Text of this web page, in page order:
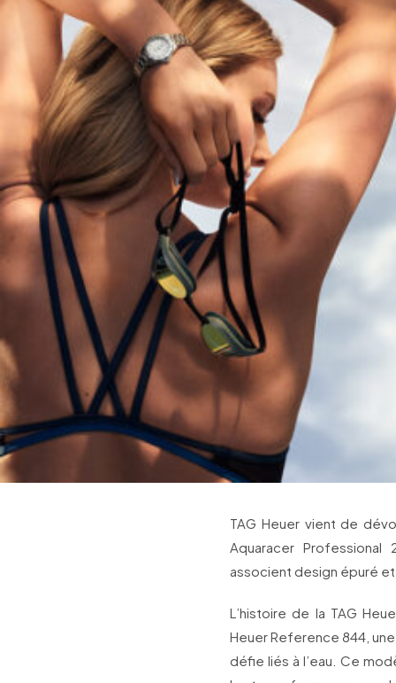
TAG Heuer vient de
Aquaracer
associent design épuré
L’histoire de la TAG
Heuer Reference 844,
défie liés à l’eau. Ce